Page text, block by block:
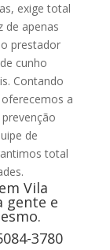
exige total
de apenas
prestador
cunho
Contando
a
de
total
Vila
gente e
3780